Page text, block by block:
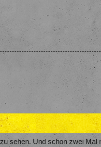
sehen. Und schon zwei Mal